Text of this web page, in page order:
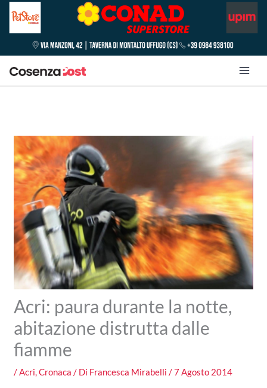
Acri: paura durante la notte,
abitazione distrutta dalle
fiamme
/Acri,Cronaca / Di Francesca Mirabelli/7 Agosto 2014